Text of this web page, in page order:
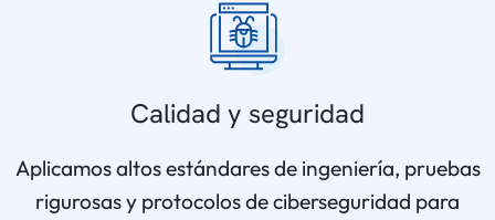
Calidad y seguridad
Aplicamos altos estándares de ingeniería, pruebas
rigurosas y protocolos de ciberseguridad para